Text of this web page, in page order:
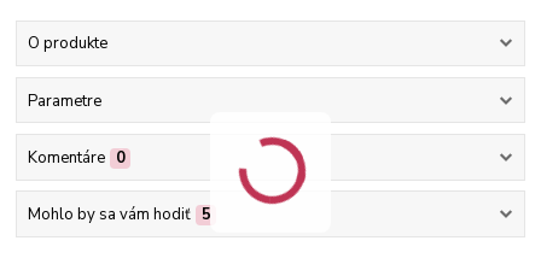
O produkte
Parametre
Komentáre 0
Mohlo by sa vám hodiť 5